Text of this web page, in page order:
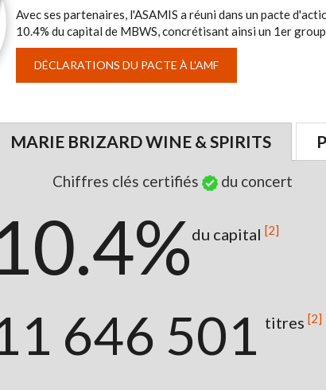
Avec ses partenaires, l'ASAMIS a réuni dans un pacte
10.4% du capital de MBWS, concrétisant ainsi un 1er
DÉCLARATIONS DU PACTE À L'AMF
MARIE BRIZARD WINE & SPIRITS
Chiffres clés certifiés du concert
du capital [2]
646 501 titres [2]